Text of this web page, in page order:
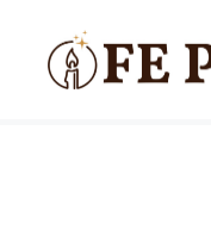
contenido